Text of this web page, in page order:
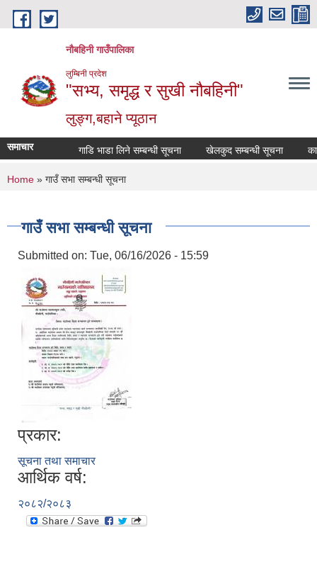
Skip to main content
नौबहिनी गाउँपालिका
लुम्बिनी प्रदेश
"सभ्य, समृद्ध र सुखी नौबहिनी"
लुङ्ग,बहाने प्यूठान
समाचार गाडि भाडा लिने सम्बन्धी सूचना खेलकुद सम्बन्धी सूचना
You are here
Home » गाउँ सभा सम्बन्धी सूचना
गाउँ सभा सम्बन्धी सूचना
Submitted on: Tue, 06/16/2026 - 15:59
प्रकार:
सूचना तथा समाचार
आर्थिक वर्ष:
२०८२/२०८३